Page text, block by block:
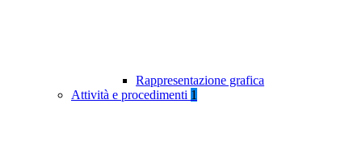
Rappresentazione grafica
Attività e procedimenti 1